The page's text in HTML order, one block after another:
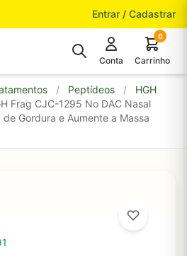
Entrar / Cadastrar
Conta
0
Carrinho
/ Peptídeos /
HGH
Frag CJC-1295 No DAC Nasal
Gordura e Aumente a Massa